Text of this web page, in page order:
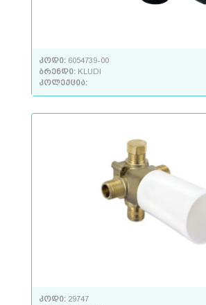
კოდი: 6054739-00
ბრენდი: KLUDI
კოლექცია:
კოდი: 29747